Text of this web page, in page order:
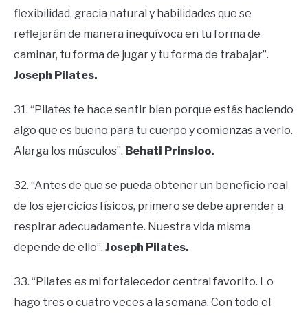
flexibilidad, gracia natural y habilidades que se
reflejarán de manera inequívoca en tu forma de
caminar, tu forma de jugar y tu forma de trabajar”.
Joseph Pilates.
31. “Pilates te hace sentir bien porque estás haciendo
algo que es bueno para tu cuerpo y comienzas a verlo.
Alarga los músculos”. Behati Prinsloo.
32. “Antes de que se pueda obtener un beneficio real
de los ejercicios físicos, primero se debe aprender a
respirar adecuadamente. Nuestra vida misma
depende de ello”. Joseph Pilates.
33. “Pilates es mi fortalecedor central favorito. Lo
hago tres o cuatro veces a la semana. Con todo el